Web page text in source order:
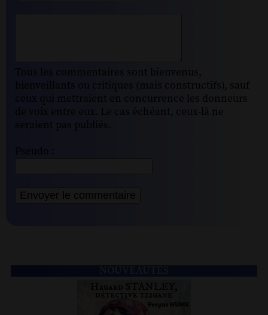
Tous les commentaires sont bienvenus,
bienveillants ou critiques (mais constructifs), sauf
ceux qui mettraient en concurrence les donneurs
de voix entre eux. Le cas échéant, ceux-là ne
seraient pas publiés.
Pseudo :